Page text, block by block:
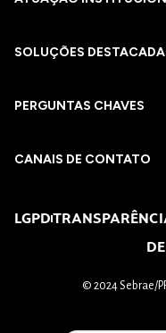
SOLUÇÕES
PERGUNTAS CHAVES​
CANAIS DE CONTATO
LGPD
© 2024 Sebrae/